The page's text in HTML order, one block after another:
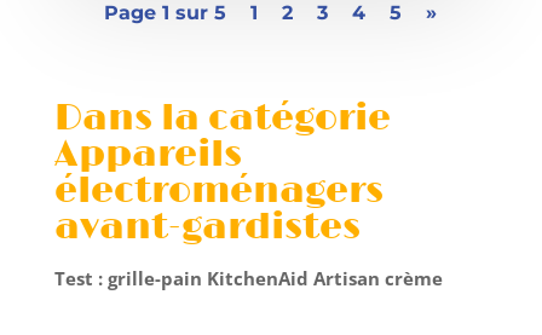
Page 1 sur 5 1 2 3 4 5 »
Dans la catégorie
Appareils
électroménagers
avant-gardistes
Test : grille-pain KitchenAid Artisan crème